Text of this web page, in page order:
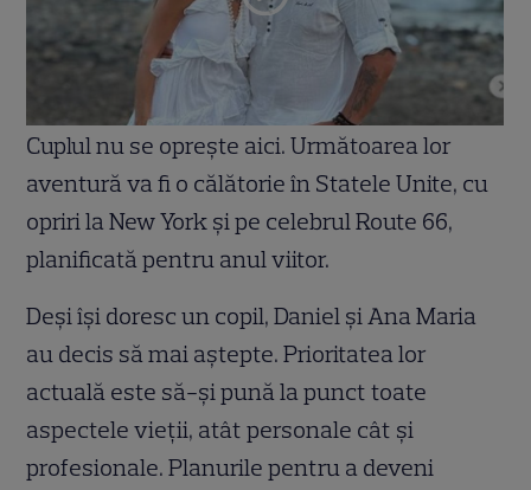
Cuplul nu se oprește aici. Următoarea lor
aventură va fi o călătorie în Statele Unite, cu
opriri la New York și pe celebrul Route 66,
planificată pentru anul viitor.
Deși își doresc un copil, Daniel și Ana Maria
au decis să mai aștepte. Prioritatea lor
actuală este să-și pună la punct toate
aspectele vieții, atât personale cât și
profesionale. Planurile pentru a deveni